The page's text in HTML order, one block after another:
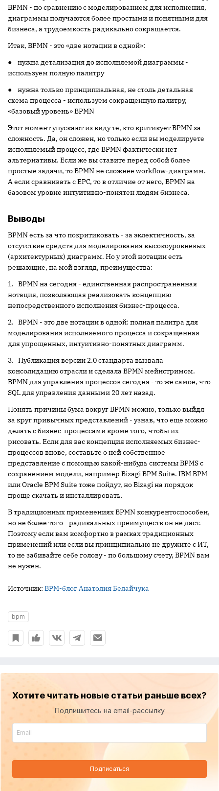
BPMN - по сравнению с моделированием для исполнения,
диаграммы получаются более простыми и понятными для
бизнеса, а трудоемкость радикально сокращается.
Итак, BPMN - это «две нотации в одной»:
● нужна детализация до исполняемой диаграммы -
используем полную палитру
● нужна только принципиальная, не столь детальная
схема процесса - используем сокращенную палитру,
«базовый уровень» BPMN
Этот момент упускают из виду те, кто критикует BPMN за
сложность. Да, он сложен, но только если вы моделируете
исполняемый процесс, где BPMN фактически нет
альтернативы. Если же вы ставите перед собой более
простые задачи, то BPMN не сложнее workflow-диаграмм.
А если сравнивать с EPC, то в отличие от него, BPMN на
базовом уровне интуитивно-понятен людям бизнеса.
Выводы
BPMN есть за что покритиковать - за эклектичность, за
отсутствие средств для моделирования высокоуровневых
(архитектурных) диаграмм. Но у этой нотации есть
решающие, на мой взгляд, преимущества:
1. BPMN на сегодня - единственная распространенная
нотация, позволяющая реализовать концепцию
непосредственного исполнения бизнес-процесса.
2. BPMN - это две нотации в одной: полная палитра для
моделирования исполняемого процесса и сокращенная
для упрощенных, интуитивно-понятных диаграмм.
3. Публикация версии 2.0 стандарта вызвала
консолидацию отрасли и сделала BPMN мейнстримом.
BPMN для управления процессов сегодня - то же самое, что
SQL для управления данными 20 лет назад.
Понять причины бума вокруг BPMN можно, только выйдя
за круг привычных представлений - узнав, что еще можно
делать с бизнес-процессами кроме того, чтобы их
рисовать. Если для вас концепция исполняемых бизнес-
процессов внове, составьте о ней собственное
представление с помощью какой-нибудь системы BPMS с
сохранением модели, например Bizagi BPM Suite. IBM BPM
или Oracle BPM Suite тоже пойдут, но Bizagi на порядок
проще скачать и инсталлировать.
В традиционных применениях BPMN конкурентоспособен,
но не более того - радикальных преимуществ он не даст.
Поэтому если вам комфортно в рамках традиционных
применений или если вы принципиально не дружите с ИТ,
то не забивайте себе голову - по большому счету, BPMN вам
не нужен.
Источник: BPM-блог Анатолия Белайчука
bpm
Хотите читать новые статьи раньше всех?
Подпишитесь на email-рассылку
Подписаться